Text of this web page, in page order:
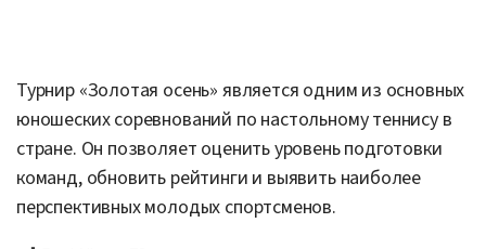
Турнир «Золотая осень» является одним из основных
юношеских соревнований по настольному теннису в
стране. Он позволяет оценить уровень подготовки
команд, обновить рейтинги и выявить наиболее
перспективных молодых спортсменов.